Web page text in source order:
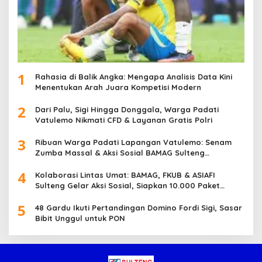
1
Rahasia di Balik Angka: Mengapa Analisis Data Kini
Menentukan Arah Juara Kompetisi Modern
2
Dari Palu, Sigi Hingga Donggala, Warga Padati
Vatulemo Nikmati CFD & Layanan Gratis Polri
3
Ribuan Warga Padati Lapangan Vatulemo: Senam
Zumba Massal & Aksi Sosial BAMAG Sulteng
4
Kolaborasi Lintas Umat: BAMAG, FKUB & ASIAFI
Sulteng Gelar Aksi Sosial, Siapkan 10.000 Paket
5
48 Gardu Ikuti Pertandingan Domino Fordi Sigi, Sasar
Bibit Unggul untuk PON